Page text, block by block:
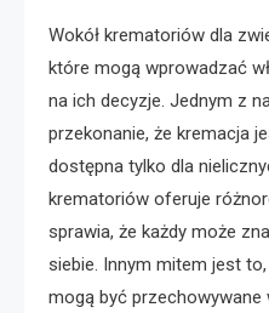
Wokół krematoriów dla
które mogą wprowadzać
na ich decyzje. Jednym z
przekonanie, że kremacja
dostępna tylko dla
krematoriów oferuje
sprawia, że każdy może
siebie. Innym mitem jest
mogą być przechowywane